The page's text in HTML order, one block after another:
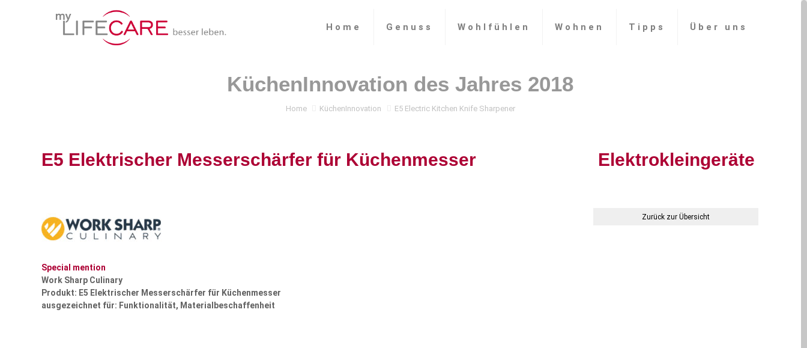
Home Genuss Wohlfühlen Wohnen Tipps Über uns
Home KüchenInnovation E5 Electric Kitchen Knife Sharpener
E5 Elektrischer Messerschärfer für Küchenmesser
Special mention
Work Sharp Culinary
Produkt: E5 Elektrischer Messerschärfer für Küchenmesser
ausgezeichnet für: Funktionalität, Materialbeschaffenheit
Elektrokleingeräte
Zurück zur Übersicht